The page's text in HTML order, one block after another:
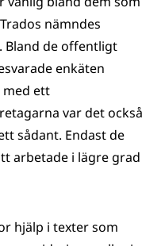
nämndes
Bland de offentligt
enkäten
med ett
var det också
sådant. Endast de
arbetade i lägre grad
hjälp i texter som